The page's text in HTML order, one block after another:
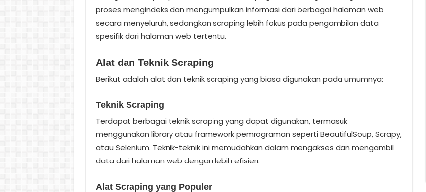
proses mengindeks dan mengumpulkan informasi dari berbagai halaman web
secara menyeluruh, sedangkan scraping lebih fokus pada pengambilan data
spesifik dari halaman web tertentu.
Alat dan Teknik Scraping
Berikut adalah alat dan teknik scraping yang biasa digunakan pada umumnya:
Teknik Scraping
Terdapat berbagai teknik scraping yang dapat digunakan, termasuk
menggunakan library atau framework pemrograman seperti BeautifulSoup, Scrapy,
atau Selenium. Teknik-teknik ini memudahkan dalam mengakses dan mengambil
data dari halaman web dengan lebih efisien.
Alat Scraping yang Populer